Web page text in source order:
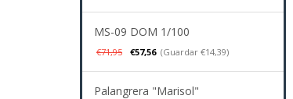
MS-09 DOM 1/100
€71,95 €57,56 (Guardar €14,39)
Palangrera "Marisol"